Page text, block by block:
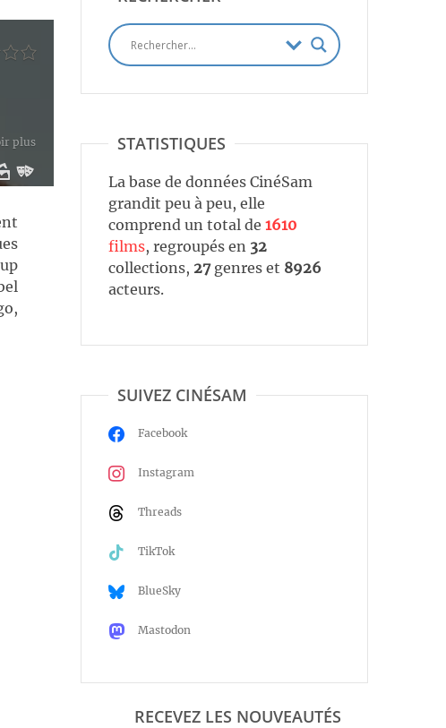
plus STATISTIQUES
La base de données CinéSam
grandit peu à peu, elle
comprend un total de 1610
films, regroupés en 32
collections, 27genres et 8926
acteurs.
SUIVEZ CINÉSAM
Facebook
Instagram
Threads
TikTok
BlueSky
Mastodon
RECEVEZ LES NOUVEAUTÉS